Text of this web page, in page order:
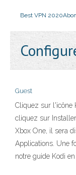
Best VPN 2020
Guest
Cliquez sur l'icône
cliquez sur
Xbox One, il sera
Applications. Une
notre guide Kodi